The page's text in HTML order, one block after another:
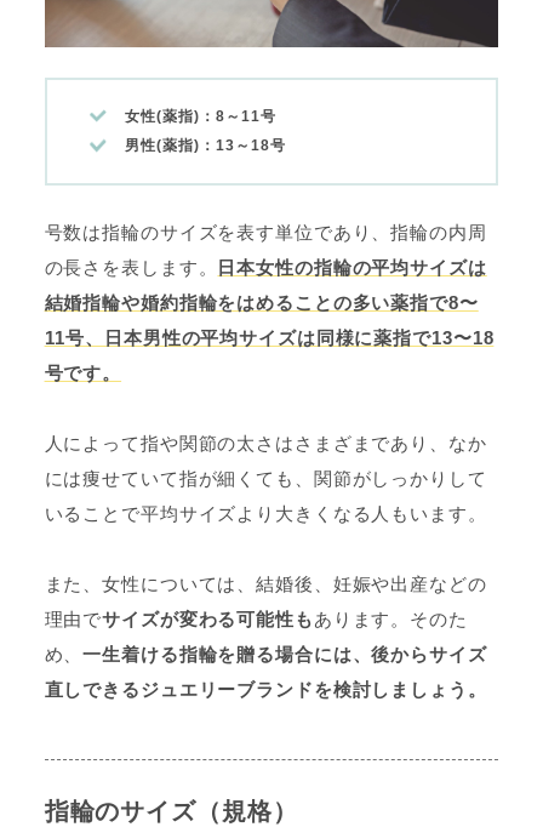
女性(薬指)：8～11号
男性(薬指)：13～18号
号数は指輪のサイズを表す単位であり、指輪の内周
の長さを表します。
日本女性の指輪の平均サイズは
結婚指輪や婚約指輪をはめることの多い薬指で8〜
11号、日本男性の平均サイズは同様に薬指で13〜18
号です。
人によって指や関節の太さはさまざまであり、なか
には痩せていて指が細くても、関節がしっかりして
いることで平均サイズより大きくなる人もいます。
また、女性については、結婚後、妊娠や出産などの
理由でサイズが変わる可能性もあります。そのた
め、一生着ける指輪を贈る場合には、後からサイズ
直しできるジュエリーブランドを検討しましょう。
指輪のサイズ（規格）